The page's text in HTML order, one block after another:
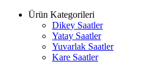
Ürün Kategorileri
Dikey Saatler
Yatay Saatler
Yuvarlak Saatler
Kare Saatler